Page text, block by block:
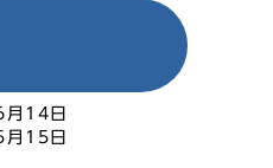
14日
15日